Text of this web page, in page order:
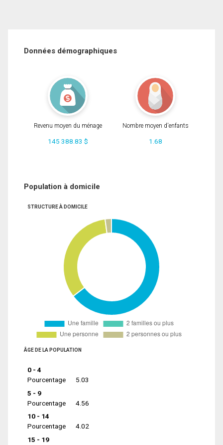
Données démographiques
Revenu moyen du ménage
145 388.83 $
Nombre moyen d'enfants
1.68
Population à domicile
STRUCTURE À DOMICILE
ÂGE DE LA POPULATION
0 - 4
Pourcentage
5.03
5 - 9
Pourcentage
4.56
10 - 14
Pourcentage
4.02
15 - 19